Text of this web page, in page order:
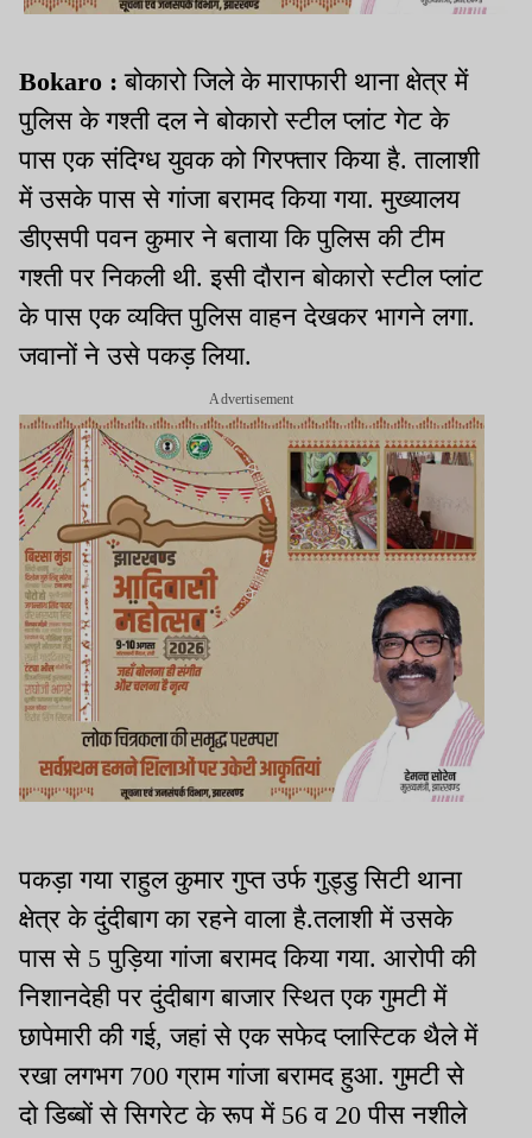
Bokaro : बोकारो जिले के माराफारी थाना क्षेत्र में
पुलिस के गश्ती दल ने बोकारो स्टील प्लांट गेट के
पास एक संदिग्ध युवक को गिरफ्तार किया है. तालाशी
में उसके पास से गांजा बरामद किया गया. मुख्यालय
डीएसपी पवन कुमार ने बताया कि पुलिस की टीम
गश्ती पर निकली थी. इसी दौरान बोकारो स्टील प्लांट
के पास एक व्यक्ति पुलिस वाहन देखकर भागने लगा.
जवानों ने उसे पकड़ लिया.
Advertisement
पकड़ा गया राहुल कुमार गुप्त उर्फ गुड्डु सिटी थाना
क्षेत्र के दुंदीबाग का रहने वाला है.तलाशी में उसके
पास से 5 पुड़िया गांजा बरामद किया गया. आरोपी की
निशानदेही पर दुंदीबाग बाजार स्थित एक गुमटी में
छापेमारी की गई, जहां से एक सफेद प्लास्टिक थैले में
रखा लगभग 700 ग्राम गांजा बरामद हुआ. गुमटी से
दो डिब्बों से सिगरेट के रूप में 56 व 20 पीस नशीले